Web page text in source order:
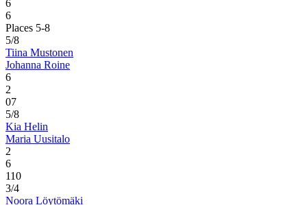
6
6
Places 5-8
5/8
Tiina Mustonen
Johanna Roine
6
2
07
5/8
Kia Helin
Maria Uusitalo
2
6
110
3/4
Noora Löytömäki